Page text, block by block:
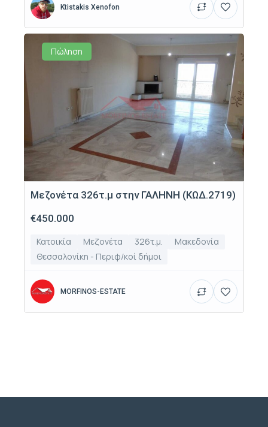
Ktistakis Xenofon
Πώληση
Μεζονέτα 326τ.μ στην ΓΑΛΗΝΗ (ΚΩΔ.2719)
€450.000
Κατοικία Μεζονέτα 326τ.μ.
Μακεδονία
Θεσσαλονίκη - Περιφ/κοί δήμοι
MORFINOS-ESTATE